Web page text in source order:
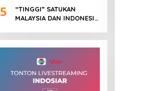
SALINDRY BERULANG KALI
MEMUTIH, KMY KMO
KESADARAN
5
“TINGGI” SATUKAN
MALAYSIA DAN INDONESIA